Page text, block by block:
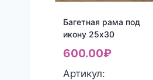
Багетная рама под
икону 25х30
600.00₽
Артикул: